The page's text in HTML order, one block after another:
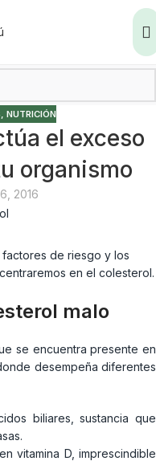
, NUTRICIÓN
el exceso
organismo
2016
de riesgo y los
en el colesterol.
malo
se encuentra presente en
desempeña diferentes
biliares, sustancia que
vitamina D, imprescindible